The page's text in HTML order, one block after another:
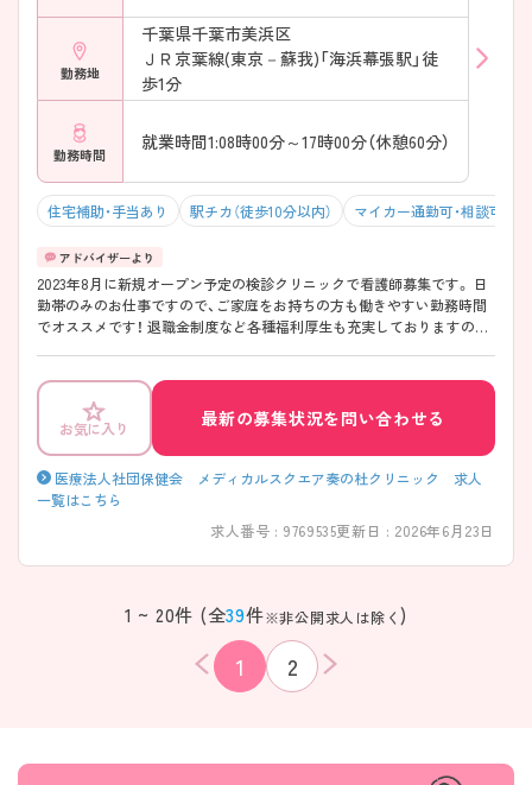
勤務地
千葉県千葉市美浜区
ＪＲ京葉線(東京－蘇我)「海浜幕張駅」徒
歩1分
勤務時間
就業時間1:08時00分～17時00分（休憩60分）
住宅補助・手当あり 駅チカ（徒歩10分以内） マイカー通勤可・相談可
2023年8月に新規オープン予定の検診クリニックで看護師募集です。 日
勤帯のみのお仕事ですので、ご家庭をお持ちの方も働きやすい勤務時間
でオススメです！ 退職金制度など各種福利厚生も充実しておりますので
お気に入り 最新の募集状況を問い合わせる
医療法人社団保健会 メディカルスクエア奏の杜クリニック 求人
一覧はこちら
求人番号 : 9769535更新日 : 2026年6月23日
1 ~ 20件 (全39件※非公開求人は除く )
1 2